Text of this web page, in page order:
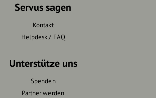
Servus sagen
Kontakt
Helpdesk / FAQ
Unterstütze uns
Spenden
Partner werden